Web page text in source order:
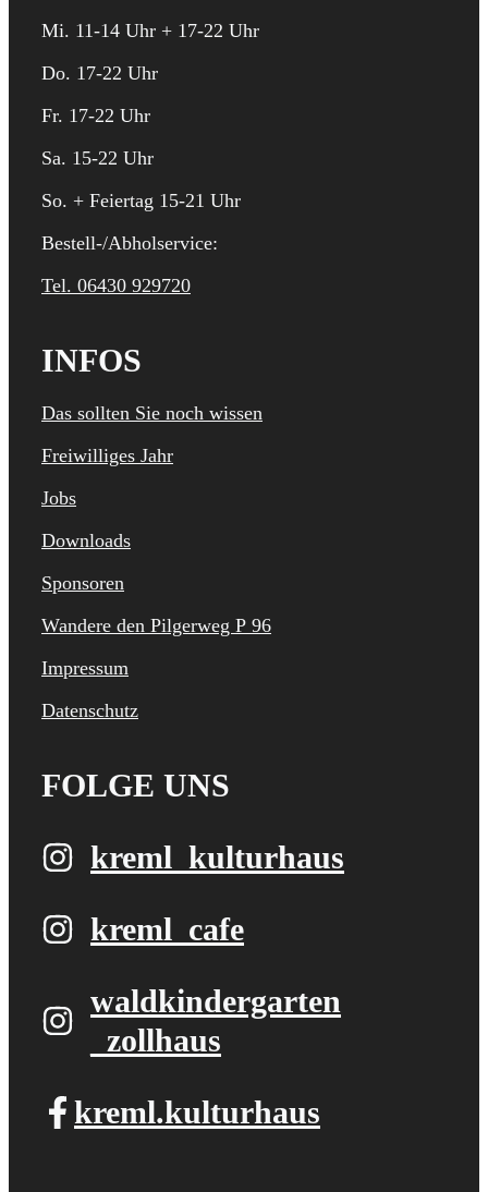
Mi. 11-14 Uhr + 17-22 Uhr
Do. 17-22 Uhr
Fr. 17-22 Uhr
Sa. 15-22 Uhr
So. + Feiertag 15-21 Uhr
Bestell-/Abholservice:
Tel. 06430 929720
INFOS
Das sollten Sie noch wissen
Freiwilliges Jahr
Jobs
Downloads
Sponsoren
Wandere den Pilgerweg P 96
Impressum
Datenschutz
FOLGE UNS
kreml_kulturhaus
kreml_cafe
waldkindergarten​
_zollhaus
kreml.kulturhaus